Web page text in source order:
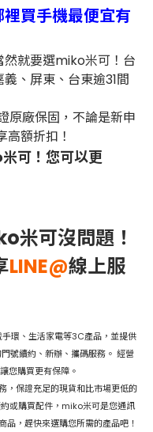
買手機最便宜有
然就要選miko米可！台
、屏東、台東逾31間
原廠保固，不論是新申
額折扣！
可！您可以更
米可沒問題！
LINE@線上服
環、生活家電等3C產品，並提供
號續約、新辦、攜碼服務。 經營
您購買更有保障。
，保證充足的現貨和比市場更低的
或購買配件，miko米可是您通訊
，趕快來選購您所需的產品吧！